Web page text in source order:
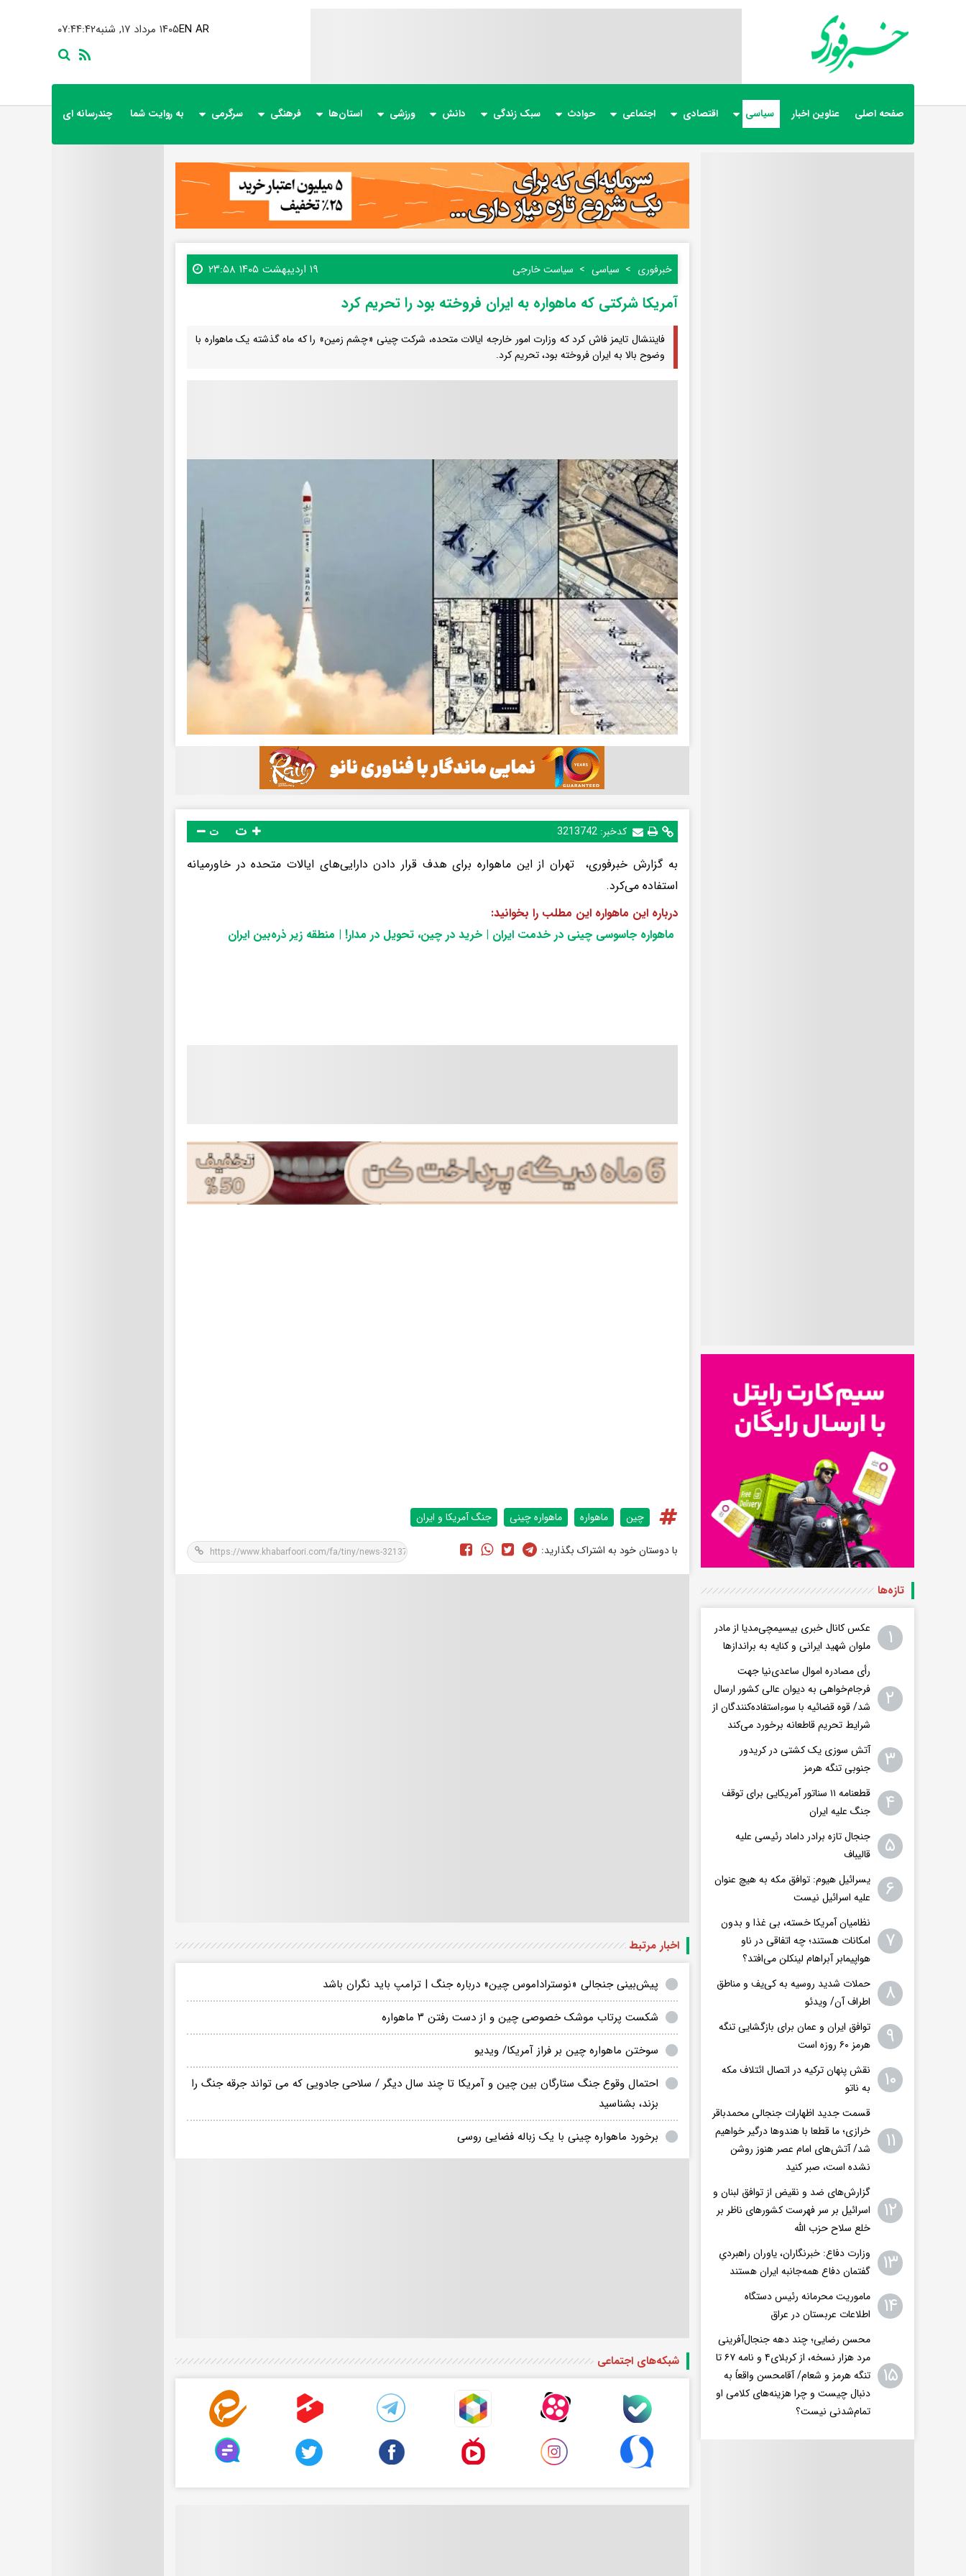
۰۷:۴۴:۴۴ ۱۴۰۵ مرداد ۱۷, شنبهEN AR
صفحه اصلی عناوین اخبار سیاسی اقتصادی اجتماعی حوادث سبک زندگی دانش ورزشی استان‌ها فرهنگی سرگرمی به روایت شما چندرسانه ای
خبرفوری سیاسی سیاست خارجی ۱۹ اردیبهشت ۱۴۰۵ ۲۳:۵۸
آمریکا شرکتی که ماهواره به ایران فروخته بود را تحریم کرد
فایننشال تایمز فاش کرد که وزارت امور خارجه ایالات متحده، شرکت چینی «چشم زمین» را که ماه گذشته یک ماهواره با
وضوح بالا به ایران فروخته بود، تحریم کرد.
کدخبر:3213742 ت
به گزارش خبرفوری، تهران از این ماهواره برای هدف قرار دادن دارایی‌های ایالات متحده در خاورمیانه
استفاده می‌کرد.
درباره این ماهواره این مطلب را بخوانید:
ماهواره جاسوسی چینی در خدمت ایران | خرید در چین، تحویل در مدار! | منطقه زیر ذره‌بین ایران
چین ماهواره ماهواره چینی جنگ آمریکا و ایران
با دوستان خود به اشتراک بگذارید:
اخبار مرتبط
پیش‌بینی جنجالی «نوستراداموس چین» درباره جنگ | ترامپ باید نگران باشد
شکست پرتاب موشک خصوصی چین و از دست رفتن ۳ ماهواره
سوختن ماهواره چین بر فراز آمریکا/ ویدیو
احتمال وقوع جنگ ستارگان بین چین و آمریکا تا چند سال دیگر / سلاحی جادویی که می تواند جرقه جنگ را
بزند، بشناسید
برخورد ماهواره چینی با یک زباله فضایی روسی
شبکه‌های اجتماعی
تازه‌ها
۱
عکس کانال خبری بیسیمچی‌مدیا از مادر
ملوان شهید ایرانی و کنایه به براندازها
۲
رأی مصادره اموال ساعدی‌نیا جهت
فرجام‌خواهی به دیوان عالی کشور ارسال
شد/ قوه قضائیه با سوءاستفاده‌کنندگان از
شرایط تحریم قاطعانه برخورد می‌کند
۳
آتش سوزی یک کشتی در کریدور
جنوبی تنگه هرمز
۴
قطعنامه ۱۱ سناتور آمریکایی برای توقف
جنگ علیه ایران
۵
جنجال تازه برادر داماد رئیسی علیه
قالیباف
۶
یسرائیل هیوم: توافق مکه به هیچ عنوان
علیه اسرائیل نیست
۷
نظامیان آمریکا خسته، بی غذا و بدون
امکانات هستند؛ چه اتفاقی در ناو
هواپیمابر آبراهام لینکلن می‌افتد؟
۸
حملات شدید روسیه به کی‌یف و مناطق
اطراف آن/ ویدئو
۹
توافق ایران و عمان برای بازگشایی تنگه
هرمز ۶۰ روزه است
۱۰
نقش پنهان ترکیه در اتصال ائتلاف مکه
به ناتو
۱۱
قسمت جدید اظهارات جنجالی محمدباقر
خرازی؛ ما قطعا با هندوها درگیر خواهیم
شد/ آتش‌های امام عصر هنوز روشن
نشده است، صبر کنید
۱۲
گزارش‌های ضد و نقیض از توافق لبنان و
اسرائیل بر سر فهرست کشورهای ناظر بر
خلع سلاح حزب الله
۱۳
وزارت دفاع: خبرنگاران، یاوران راهبردیِ
گفتمان دفاع همه‌جانبه ایران هستند
۱۴
ماموریت محرمانه رئیس دستگاه
اطلاعات عربستان در عراق
۱۵
محسن رضایی؛ چند دهه جنجال‌آفرینی
مرد هزار نسخه، از کربلای۴ و نامه ۶۷ تا
تنگه هرمز و شعام/ آقا‌محسن واقعاً به
دنبال چیست و چرا هزینه‌های کلامی او
تمام‌شدنی نیست؟